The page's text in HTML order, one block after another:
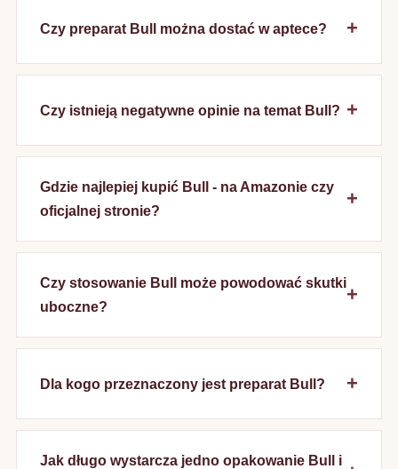
Czy preparat Bull można dostać w aptece?
Czy istnieją negatywne opinie na temat Bull?
Gdzie najlepiej kupić Bull - na Amazonie czy
oficjalnej stronie?
Czy stosowanie Bull może powodować skutki
uboczne?
Dla kogo przeznaczony jest preparat Bull?
Jak długo wystarcza jedno opakowanie Bull i